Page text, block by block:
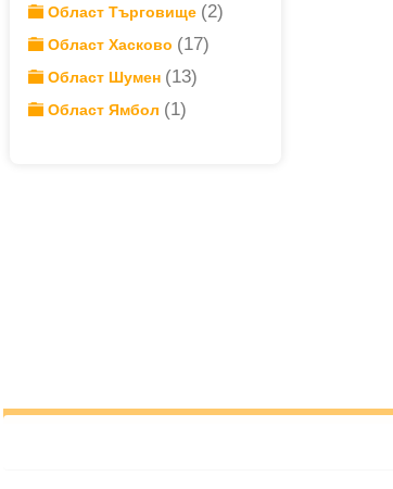
Област Търговище (2)
Област Хасково (17)
Област Шумен (13)
Област Ямбол (1)